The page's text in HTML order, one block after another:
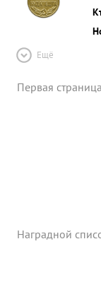
Ещё
Первая
Наградной